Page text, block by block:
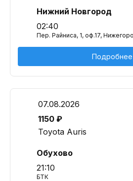
Нижний Новгород
02:40
Пер. Райниса, 1, оф.17,
Подробнее
07.08.2026
1150 ₽
Toyota Auris
Обухово
21:10
БТК